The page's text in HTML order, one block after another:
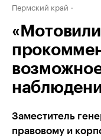
Пермский край
Заместитель
правовому и